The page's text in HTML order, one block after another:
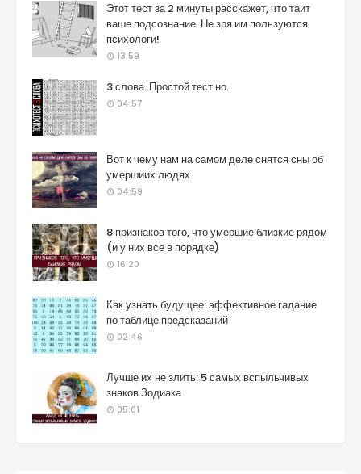
Этот тест за 2 минуты расскажет, что таит
ваше подсознание. Не зря им пользуются
психологи!
13:59
3 слова. Простой тест но..
04:57
Вот к чему нам на самом деле снятся сны об
умершиих людях
04:59
8 признаков того, что умершие близкие рядом
(и у них все в порядке)
16:20
Как узнать будущее: эффективное гадание
по таблице предсказаний
02:46
Лучше их не злить: 5 самых вспыльчивых
знаков Зодиака
05:01